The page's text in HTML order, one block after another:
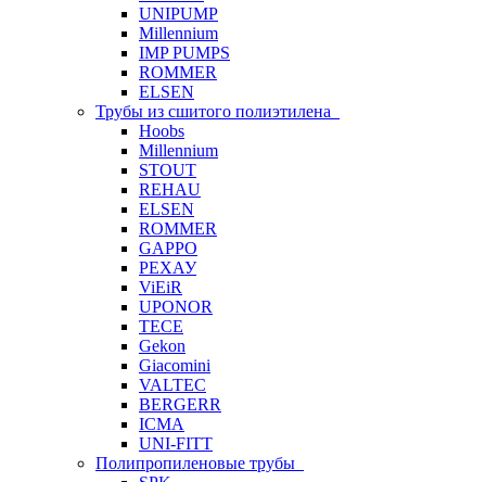
UNIPUMP
Millennium
IMP PUMPS
ROMMER
ELSEN
Трубы из сшитого полиэтилена
Hoobs
Millennium
STOUT
REHAU
ELSEN
ROMMER
GAPPO
РЕХАУ
ViEiR
UPONOR
TECE
Gekon
Giacomini
VALTEC
BERGERR
ICMA
UNI-FITT
Полипропиленовые трубы